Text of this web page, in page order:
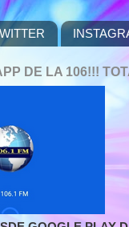
DE LA 106!!!